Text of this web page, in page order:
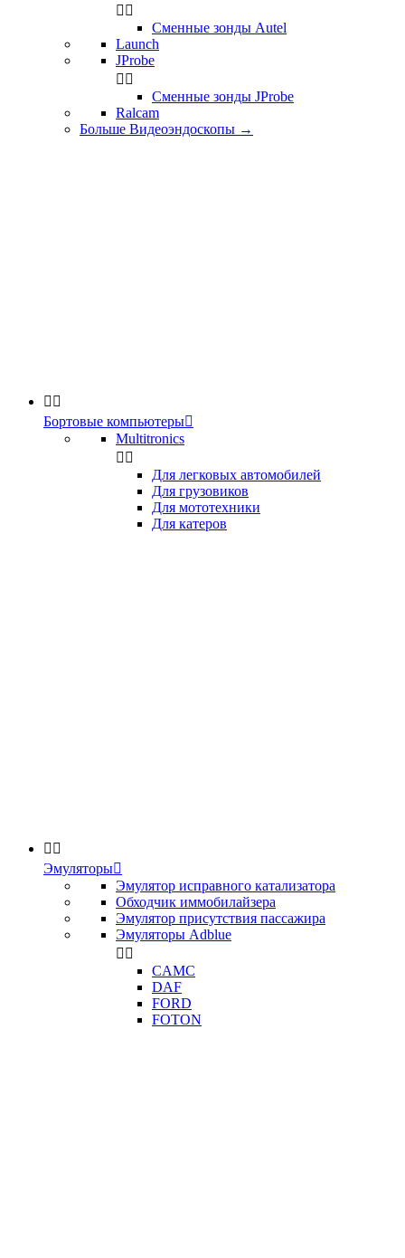
 
Сменные зонды Autel
Launch
JProbe
 
Сменные зонды JProbe
Ralcam
Больше Видеоэндоскопы →
 
Бортовые компьютеры
Multitronics
 
Для легковых автомобилей
Для грузовиков
Для мототехники
Для катеров
 
Эмуляторы
Эмулятор исправного катализатора
Обходчик иммобилайзера
Эмулятор присутствия пассажира
Эмуляторы Adblue
 
CAMC
DAF
FORD
FOTON